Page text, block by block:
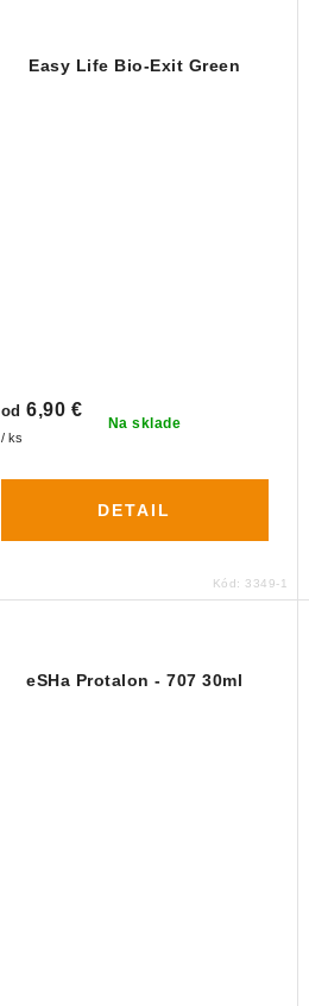
Easy Life Bio-Exit Green
Na sklade
od 6,90 €
/ ks
DETAIL
Kód: 3349-1
eSHa Protalon - 707 30ml